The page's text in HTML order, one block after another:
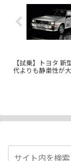
【試乗】トヨタ
代よりも静粛性が